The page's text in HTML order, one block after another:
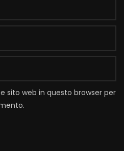
sito web in questo browser per